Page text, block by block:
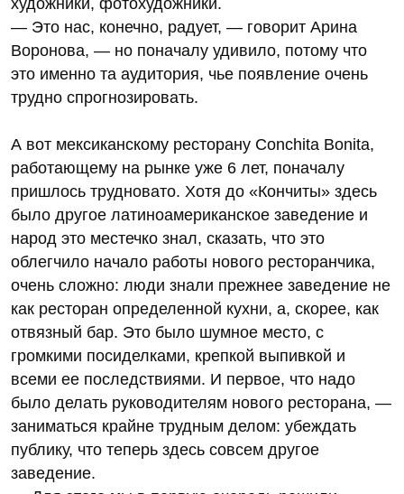
художники, фотохудожники.
— Это нас, конечно, радует, — говорит Арина
Воронова, — но поначалу удивило, потому что
это именно та аудитория, чье появление очень
трудно спрогнозировать.
А вот мексиканскому ресторану Conchita Bonita,
работающему на рынке уже 6 лет, поначалу
пришлось трудновато. Хотя до «Кончиты» здесь
было другое латиноамериканское заведение и
народ это местечко знал, сказать, что это
облегчило начало работы нового ресторанчика,
очень сложно: люди знали прежнее заведение не
как ресторан определенной кухни, а, скорее, как
отвязный бар. Это было шумное место, с
громкими посиделками, крепкой выпивкой и
всеми ее последствиями. И первое, что надо
было делать руководителям нового ресторана, —
заниматься крайне трудным делом: убеждать
публику, что теперь здесь совсем другое
заведение.